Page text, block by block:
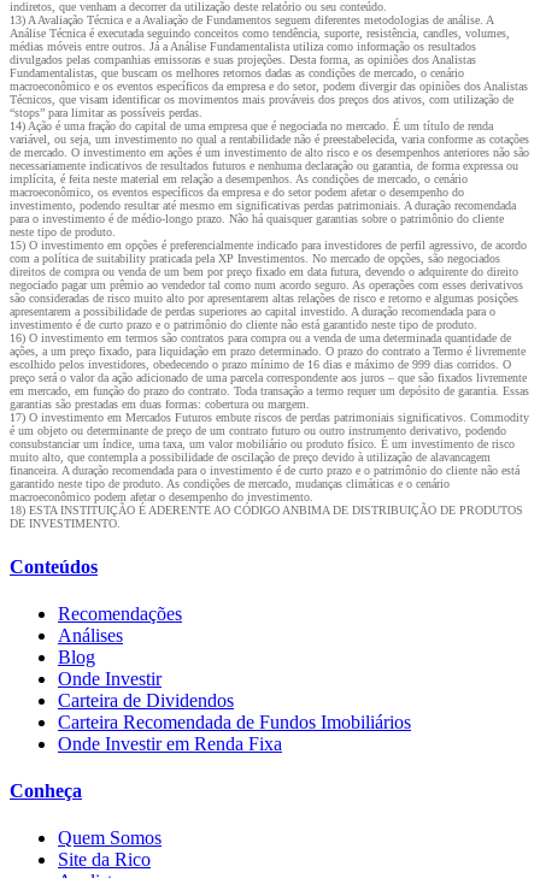
indiretos, que venham a decorrer da utilização deste relatório ou seu conteúdo.
13) A Avaliação Técnica e a Avaliação de Fundamentos seguem diferentes metodologias de análise. A
Análise Técnica é executada seguindo conceitos como tendência, suporte, resistência, candles, volumes,
médias móveis entre outros. Já a Análise Fundamentalista utiliza como informação os resultados
divulgados pelas companhias emissoras e suas projeções. Desta forma, as opiniões dos Analistas
Fundamentalistas, que buscam os melhores retornos dadas as condições de mercado, o cenário
macroeconômico e os eventos específicos da empresa e do setor, podem divergir das opiniões dos Analistas
Técnicos, que visam identificar os movimentos mais prováveis dos preços dos ativos, com utilização de
“stops” para limitar as possíveis perdas.
14) Ação é uma fração do capital de uma empresa que é negociada no mercado. É um título de renda
variável, ou seja, um investimento no qual a rentabilidade não é preestabelecida, varia conforme as cotações
de mercado. O investimento em ações é um investimento de alto risco e os desempenhos anteriores não são
necessariamente indicativos de resultados futuros e nenhuma declaração ou garantia, de forma expressa ou
implícita, é feita neste material em relação a desempenhos. As condições de mercado, o cenário
macroeconômico, os eventos específicos da empresa e do setor podem afetar o desempenho do
investimento, podendo resultar até mesmo em significativas perdas patrimoniais. A duração recomendada
para o investimento é de médio-longo prazo. Não há quaisquer garantias sobre o patrimônio do cliente
neste tipo de produto.
15) O investimento em opções é preferencialmente indicado para investidores de perfil agressivo, de acordo
com a política de suitability praticada pela XP Investimentos. No mercado de opções, são negociados
direitos de compra ou venda de um bem por preço fixado em data futura, devendo o adquirente do direito
negociado pagar um prêmio ao vendedor tal como num acordo seguro. As operações com esses derivativos
são consideradas de risco muito alto por apresentarem altas relações de risco e retorno e algumas posições
apresentarem a possibilidade de perdas superiores ao capital investido. A duração recomendada para o
investimento é de curto prazo e o patrimônio do cliente não está garantido neste tipo de produto.
16) O investimento em termos são contratos para compra ou a venda de uma determinada quantidade de
ações, a um preço fixado, para liquidação em prazo determinado. O prazo do contrato a Termo é livremente
escolhido pelos investidores, obedecendo o prazo mínimo de 16 dias e máximo de 999 dias corridos. O
preço será o valor da ação adicionado de uma parcela correspondente aos juros – que são fixados livremente
em mercado, em função do prazo do contrato. Toda transação a termo requer um depósito de garantia. Essas
garantias são prestadas em duas formas: cobertura ou margem.
17) O investimento em Mercados Futuros embute riscos de perdas patrimoniais significativos. Commodity
é um objeto ou determinante de preço de um contrato futuro ou outro instrumento derivativo, podendo
consubstanciar um índice, uma taxa, um valor mobiliário ou produto físico. É um investimento de risco
muito alto, que contempla a possibilidade de oscilação de preço devido à utilização de alavancagem
financeira. A duração recomendada para o investimento é de curto prazo e o patrimônio do cliente não está
garantido neste tipo de produto. As condições de mercado, mudanças climáticas e o cenário
macroeconômico podem afetar o desempenho do investimento.
18) ESTA INSTITUIÇÃO É ADERENTE AO CÓDIGO ANBIMA DE DISTRIBUIÇÃO DE PRODUTOS
DE INVESTIMENTO.
Conteúdos
Recomendações
Análises
Blog
Onde Investir
Carteira de Dividendos
Carteira Recomendada de Fundos Imobiliários
Onde Investir em Renda Fixa
Conheça
Quem Somos
Site da Rico